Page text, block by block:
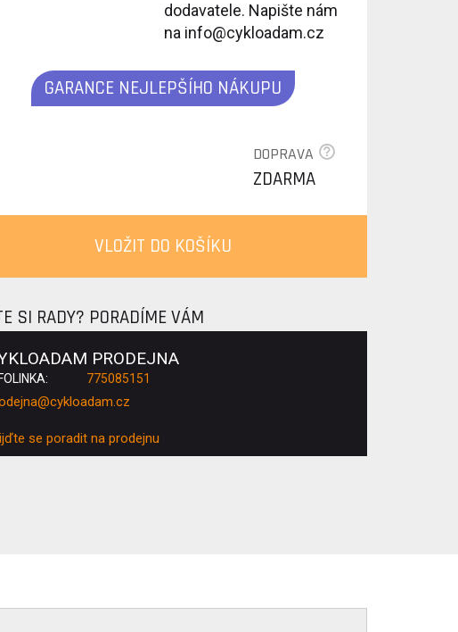
dodavatele. Napište nám
na info@cykloadam.cz
GARANCE NEJLEPŠÍHO NÁKUPU
DOPRAVA
ZDARMA
VLOŽIT DO KOŠÍKU
SI RADY? PORADÍME VÁM
PRODEJNA
775085151
se poradit na prodejnu